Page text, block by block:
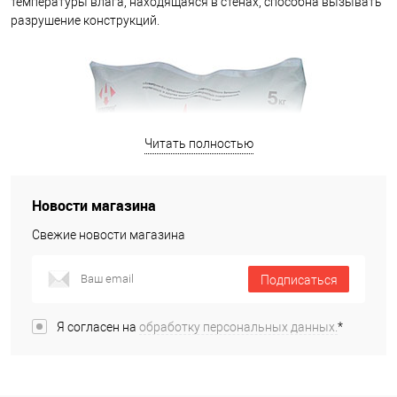
разрушение конструкций.
Читать полностью
Новости магазина
Свежие новости магазина
Подписаться
Я согласен на обработку персональных данных.*